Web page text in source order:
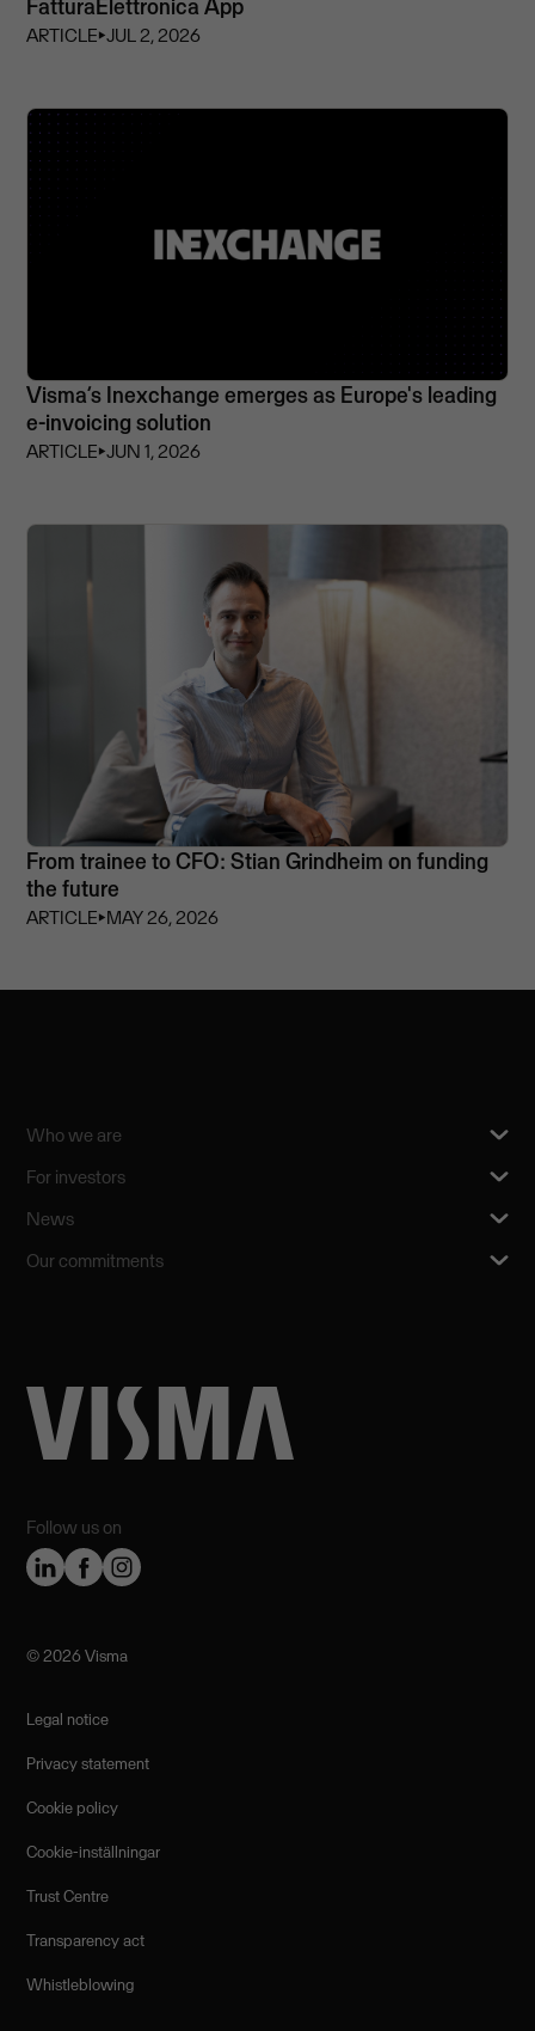
FatturaElettronica App
ARTICLE⏵JUL 2, 2026
Visma’s Inexchange emerges as Europe's leading
e-invoicing solution
ARTICLE⏵JUN 1, 2026
From trainee to CFO: Stian Grindheim on funding
the future
ARTICLE⏵MAY 26, 2026
Follow us on
Who we are
For investors
News
Our commitments
©️ 2026 Visma
Legal notice
Privacy statement
Cookie policy
Cookie-inställningar
Trust Centre
Transparency act
Whistleblowing